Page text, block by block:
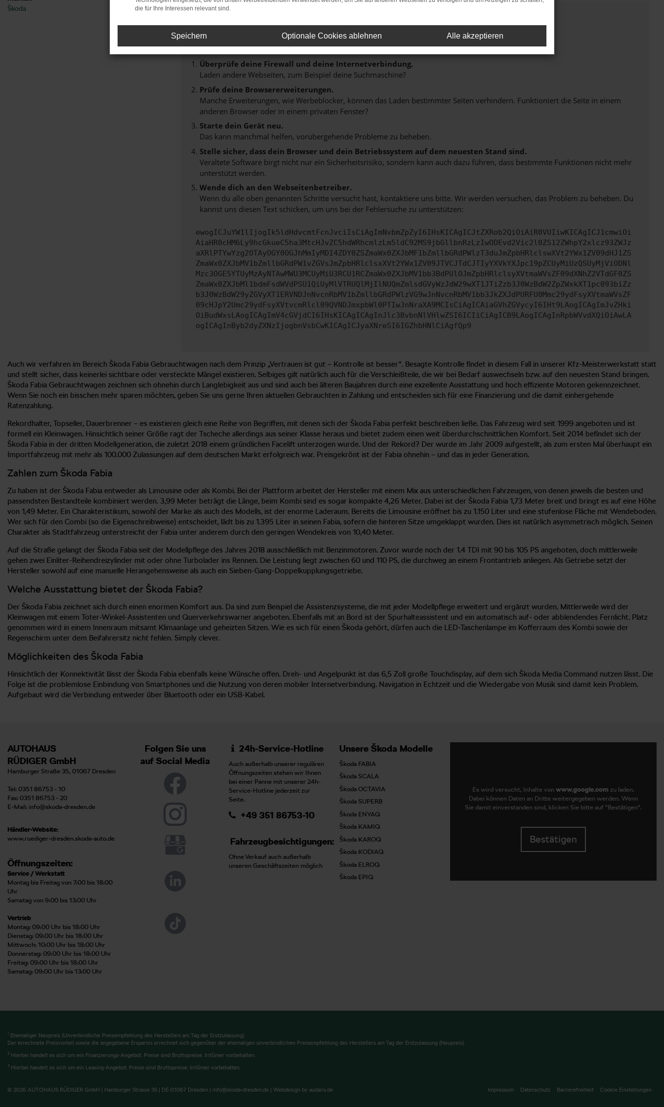
Škoda Fehler: Network Error
Beim Laden ist ein Fehler aufgetreten.
Hier sind ein paar Tipps, die dir helfen können:
Überprüfe deine Firewall und deine Internetverbindung.
Laden andere Webseiten, zum Beispiel deine Suchmaschine?
Prüfe deine Browsererweiterungen.
Manche Erweiterungen, wie Werbeblocker, können das Laden bestimmter Seiten verhindern. Funktioniert die Seite in einem
anderen Browser oder in einem privaten Fenster?
Starte dein Gerät neu.
Das kann manchmal helfen, vorübergehende Probleme zu beheben.
Stelle sicher, dass dein Browser und dein Betriebssystem auf dem neuesten Stand sind.
Veraltete Software birgt nicht nur ein Sicherheitsrisiko, sondern kann auch dazu führen, dass bestimmte Funktionen nicht mehr
unterstützt werden.
Wende dich an den Webseitenbetreiber.
Wenn du alle oben genannten Schritte versucht hast, kontaktiere uns bitte. Wir werden versuchen, das Problem zu beheben. Du
kannst uns diesen Text schicken, um uns bei der Fehlersuche zu unterstützen:
ewogICJuYW1lIjogIk5ldHdvcmtFcnJvciIsCiAgImNvbmZpZyI6IHsKICAgICJtZXRob2QiOiAiR0VUIiwKICAgICJ1cmwiOi
AiaHR0cHM6Ly9hcGkueC5ha3MtcHJvZC5hdWRhcmlzLm5ldC92MS9jbGllbnRzLzIwODEvd2Vic2l0ZS12ZWhpY2xlcz93ZWJz
aXRlPTYwYzg2OTAyOGY0OGJhMmIyMDI4ZDY0ZSZmaWx0ZXJbMF1bZmllbGRdPWlzT3duJmZpbHRlclswXVt2YWx1ZV09dHJ1ZS
ZmaWx0ZXJbMV1bZmllbGRdPW1vZGVsJmZpbHRlclsxXVt2YWx1ZV09JTVCJTdCJTIyYXVkYXJpc19pZCUyMiUzQSUyMjViODNl
Mzc3OGE5YTUyMzAyNTAwMWU3MCUyMiU3RCU1RCZmaWx0ZXJbMV1bb3BdPUlOJmZpbHRlclsyXVtmaWVsZF09dXNhZ2VTdGF0ZS
ZmaWx0ZXJbMl1bdmFsdWVdPSU1QiUyMlVTRUQlMjIlNUQmZmlsdGVyWzJdW29wXT1JTiZzb3J0WzBdW2ZpZWxkXT1pc093biZz
b3J0WzBdW29yZGVyXT1ERVNDJnNvcnRbMV1bZmllbGRdPWlzVG9wJnNvcnRbMV1bb3JkZXJdPURFU0Mmc29ydFsyXVtmaWVsZF
09cHJpY2Umc29ydFsyXVtvcmRlcl09QVNDJmxpbWl0PTIwJnNraXA9MCIsCiAgICAiaGVhZGVycyI6IHt9LAogICAgImJvZHki
OiBudWxsLAogICAgImV4cGVjdCI6IHsKICAgICAgInJlc3BvbnNlVHlwZSI6ICIiCiAgICB9LAogICAgInRpbWVvdXQiOiAwLA
ogICAgInByb2dyZXNzIjogbnVsbCwKICAgICJyaXNreSI6IGZhbHNlCiAgfQp9
Auch wir verfahren im Bereich Škoda Fabia Gebrauchtwagen nach dem Prinzip „Vertrauen ist gut – Kontrolle ist besser“. Besagte Kontrolle findet in diesem Fall in unserer Kfz-Meisterwerkstatt statt
und stellt sicher, dass keinerlei sichtbare oder versteckte Mängel existieren. Selbiges gilt natürlich auch für die Verschleißteile, die wir bei Bedarf auswechseln bzw. auf den neuesten Stand bringen.
Škoda Fabia Gebrauchtwagen zeichnen sich ohnehin durch Langlebigkeit aus und sind auch bei älteren Baujahren durch eine exzellente Ausstattung und hoch effiziente Motoren gekennzeichnet.
Wenn Sie noch ein bisschen mehr sparen möchten, geben Sie uns gerne Ihren aktuellen Gebrauchten in Zahlung und entscheiden sich für eine Finanzierung und die damit einhergehende
Ratenzahlung.
Rekordhalter, Topseller, Dauerbrenner – es existieren gleich eine Reihe von Begriffen, mit denen sich der Škoda Fabia perfekt beschreiben ließe. Das Fahrzeug wird seit 1999 angeboten und ist
formell ein Kleinwagen. Hinsichtlich seiner Größe ragt der Tscheche allerdings aus seiner Klasse heraus und bietet zudem einen weit überdurchschnittlichen Komfort. Seit 2014 befindet sich der
Škoda Fabia in der dritten Modellgeneration, die zuletzt 2018 einem gründlichen Facelift unterzogen wurde. Und der Rekord? Der wurde im Jahr 2009 aufgestellt, als zum ersten Mal überhaupt ein
Importfahrzeug mit mehr als 100.000 Zulassungen auf dem deutschen Markt erfolgreich war. Preisgekrönt ist der Fabia ohnehin – und das in jeder Generation.
Zahlen zum Škoda Fabia
Zu haben ist der Škoda Fabia entweder als Limousine oder als Kombi. Bei der Plattform arbeitet der Hersteller mit einem Mix aus unterschiedlichen Fahrzeugen, von denen jeweils die besten und
passendsten Bestandteile kombiniert werden. 3,99 Meter beträgt die Länge, beim Kombi sind es sogar kompakte 4,26 Meter. Dabei ist der Škoda Fabia 1,73 Meter breit und bringt es auf eine Höhe
von 1,49 Meter. Ein Charakteristikum, sowohl der Marke als auch des Modells, ist der enorme Laderaum. Bereits die Limousine eröffnet bis zu 1.150 Liter und eine stufenlose Fläche mit Wendeboden.
Wer sich für den Combi (so die Eigenschreibweise) entscheidet, lädt bis zu 1.395 Liter in seinen Fabia, sofern die hinteren Sitze umgeklappt wurden. Dies ist natürlich asymmetrisch möglich. Seinen
Charakter als Stadtfahrzeug unterstreicht der Fabia unter anderem durch den geringen Wendekreis von 10,40 Meter.
Auf die Straße gelangt der Škoda Fabia seit der Modellpflege des Jahres 2018 ausschließlich mit Benzinmotoren. Zuvor wurde noch der 1.4 TDI mit 90 bis 105 PS angeboten, doch mittlerweile
gehen zwei Einliter-Reihendreizylinder mit oder ohne Turbolader ins Rennen. Die Leistung liegt zwischen 60 und 110 PS, die durchweg an einem Frontantrieb anliegen. Als Getriebe setzt der
Hersteller sowohl auf eine manuelle Herangehensweise als auch ein Sieben-Gang-Doppelkupplungsgetriebe.
Welche Ausstattung bietet der Škoda Fabia?
Der Škoda Fabia zeichnet sich durch einen enormen Komfort aus. Da sind zum Beispiel die Assistenzsysteme, die mit jeder Modellpflege erweitert und ergänzt wurden. Mittlerweile wird der
Kleinwagen mit einem Toter-Winkel-Assistenten und Querverkehrswarner angeboten. Ebenfalls mit an Bord ist der Spurhalteassistent und ein automatisch auf- oder abblendendes Fernlicht. Platz
genommen wird in einem Innenraum mitsamt Klimaanlage und geheizten Sitzen. Wie es sich für einen Škoda gehört, dürfen auch die LED-Taschenlampe im Kofferraum des Kombi sowie der
Regenschirm unter dem Beifahrersitz nicht fehlen. Simply clever.
Möglichkeiten des Škoda Fabia
Hinsichtlich der Konnektivität lässt der Škoda Fabia ebenfalls keine Wünsche offen. Dreh- und Angelpunkt ist das 6,5 Zoll große Touchdisplay, auf dem sich Škoda Media Command nutzen lässt. Die
Folge ist die problemlose Einbindung von Smartphones und die Nutzung von deren mobiler Internetverbindung. Navigation in Echtzeit und die Wiedergabe von Musik sind damit kein Problem.
Aufgebaut wird die Verbindung entweder über Bluetooth oder ein USB-Kabel.
AUTOHAUS
RÜDIGER GmbH
Hamburger Straße 35, 01067 Dresden
Tel: 0351 86753 - 10
Fax: 0351 86753 - 20
E-Mail: info@skoda-dresden.de
Händler-Website:
www.ruediger-dresden.skoda-auto.de
Öffnungszeiten:
Service / Werkstatt
Montag bis Freitag von 7:00 bis 18:00
Uhr
Samstag von 9:00 bis 13:00 Uhr
Vertrieb
Montag: 09:00 Uhr bis 18:00 Uhr
Dienstag: 09:00 Uhr bis 18:00 Uhr
Mittwoch: 10:00 Uhr bis 18:00 Uhr
Donnerstag: 09:00 Uhr bis 18:00 Uhr
Freitag: 09:00 Uhr bis 18:00 Uhr
Samstag: 09:00 Uhr bis 13:00 Uhr
Folgen Sie uns
auf Social Media
24h-Service-Hotline
Auch außerhalb unserer regulären
Öffnungszeiten stehen wir Ihnen
bei einer Panne mit unserer 24h-
Service-Hotline jederzeit zur
Seite.
+49 351 86753-10
Fahrzeugbesichtigungen:
Ohne Verkauf auch außerhalb
unseren Geschäftszeiten möglich
Unsere Škoda Modelle
Škoda FABIA
Škoda SCALA
Škoda OCTAVIA
Škoda SUPERB
Škoda ENYAQ
Škoda KAMIQ
Škoda KAROQ
Škoda KODIAQ
Škoda ELROQ
Škoda EPIQ
Es wird versucht, Inhalte von www.google.com zu laden.
Dabei können Daten an Dritte weitergegeben werden. Wenn
Sie damit einverstanden sind, klicken Sie bitte auf "Bestätigen".
Bestätigen
1 Ehemaliger Neupreis (Unverbindliche Preisempfehlung des Herstellers am Tag der Erstzulassung).
Der errechnete Preisvorteil sowie die angegebene Ersparnis errechnet sich gegenüber der ehemaligen unverbindlichen Preisempfehlung des Herstellers am Tag der Erstzulassung (Neupreis).
2 Hierbei handelt es sich um ein Finanzierungs-Angebot. Preise sind Bruttopreise. Irrtümer vorbehalten.
3 Hierbei handelt es sich um ein Leasing-Angebot. Preise sind Bruttopreise. Irrtümer vorbehalten.
Impressum Datenschutz Barrierefreiheit Cookie Einstellungen
© 2026 AUTOHAUS RÜDIGER GmbH | Hamburger Strasse 35 | DE-01067 Dresden | info@skoda-dresden.de | Webdesign by audaris.de
die für Ihre Interessen relevant sind.
Speichern Optionale Cookies ablehnen Alle akzeptieren